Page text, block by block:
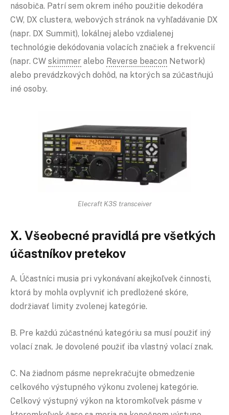
násobiča. Patrí sem okrem iného použitie dekodéra
CW, DX clustera, webových stránok na vyhľadávanie DX
(napr. DX Summit), lokálnej alebo vzdialenej
technológie dekódovania volacích značiek a frekvencií
(napr. CW skimmer alebo Reverse beacon Network)
alebo prevádzkových dohôd, na ktorých sa zúčastňujú
iné osoby.
Elecraft K3S transceiver
X. Všeobecné pravidlá pre všetkých
účastníkov pretekov
A. Účastníci musia pri vykonávaní akejkoľvek činnosti,
ktorá by mohla ovplyvniť ich predložené skóre,
dodržiavať limity zvolenej kategórie.
B. Pre každú zúčastnénú kategóriu sa musí použiť iný
volací znak. Je dovolené použiť iba vlastný volací znak.
C. Na žiadnom pásme neprekračujte obmedzenie
celkového výstupného výkonu zvolenej kategórie.
Celkový výstupný výkon na ktoromkoľvek pásme v